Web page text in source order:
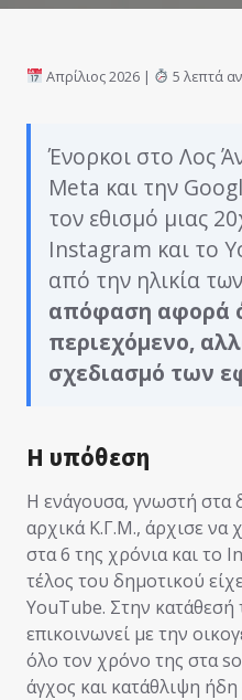
Απρίλιος 2026 | 5 λεπτά
Ένορκοι στο Λος
Meta και την
τον εθισμό μιας
Instagram και το
από την ηλικία
απόφαση αφορά
περιεχόμενο,
σχεδιασμό των
Η υπόθεση
Η ενάγουσα, γνωστή στα
αρχικά Κ.Γ.Μ., άρχισε να
στα 6 της χρόνια και το
τέλος του δημοτικού
YouTube. Στην κατάθεσή
επικοινωνεί με την
όλο τον χρόνο της στα
άγχος και κατάθλιψη ήδη